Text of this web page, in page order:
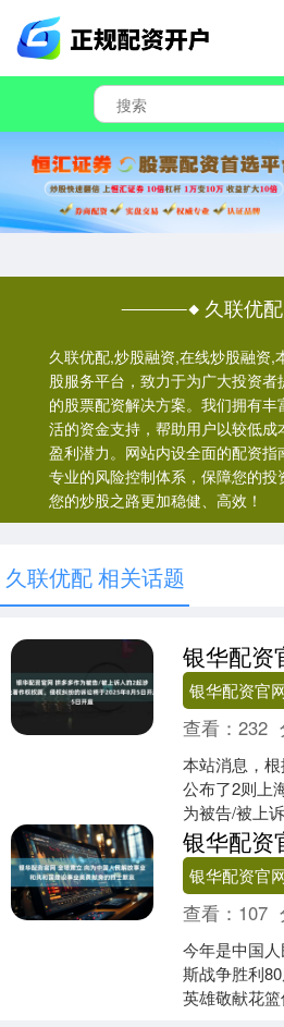
久联优配
久联优配,炒股融资,在线炒股融资,
股服务平台，致力于为广大投资
的股票配资解决方案。我们拥有丰
活的资金支持，帮助用户以较低
盈利潜力。网站内设全面的配资指
专业的风险控制体系，保障您的投
您的炒股之路更加稳健、高效！
久联优配 相关话题
银华配资官
查看：232
本站消息，
公布了2则上
为被告/被上
作权权属、侵
年8月5日。
银华配资官
查看： 107
今年是中国
斯战争胜利
英雄敬献花